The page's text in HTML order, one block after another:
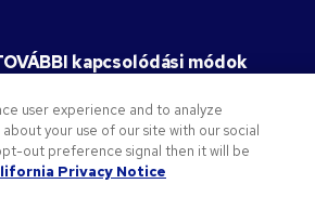
kapcsolódási módok
védjegyeit képezik. Minden más védjegy a jogos
user experience and to analyze
your use of our site with our social
out preference signal then it will be
Privacy Notice